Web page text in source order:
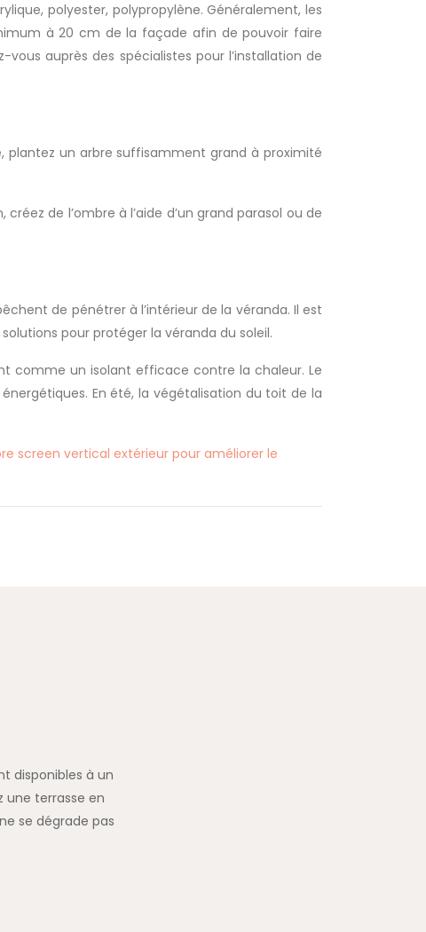
polyester, polypropylène. Généralement, les
à 20 cm de la façade afin de pouvoir faire
auprès des spécialistes pour l’installation de
plantez un arbre suffisamment grand à proximité
de l’ombre à l’aide d’un grand parasol ou de
de pénétrer à l’intérieur de la véranda. Il est
pour protéger la véranda du soleil.
comme un isolant efficace contre la chaleur. Le
En été, la végétalisation du toit de la
screen vertical extérieur pour améliorer le
disponibles à un
terrasse en
se dégrade pas